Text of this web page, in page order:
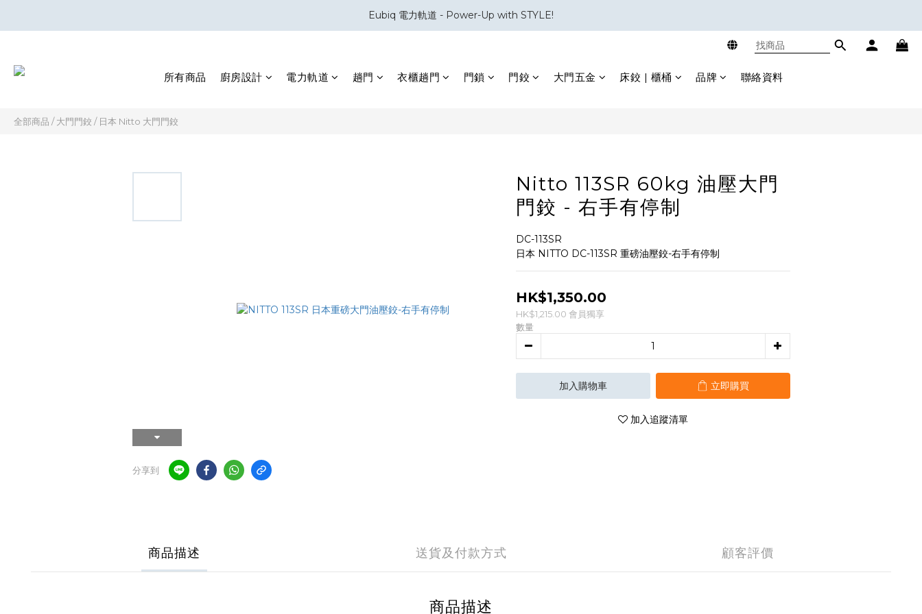
會員積分換領百佳 HK$50 購物禮券
Eubiq 電力軌道 - Power-Up with STYLE!
所有商品 廚房設計 電力軌道 趟門 衣櫃趟門 門鎖 門鉸 大門五金 床鉸 | 櫃桶 品牌 聯絡資料
全部商品 /大門門鉸 / 日本 Nitto 大門門鉸
分享到
Nitto 113SR 60kg 油壓大門
門鉸 - 右手有停制
DC-113SR
日本 NITTO DC-113SR 重磅油壓鉸-右手有停制
HK$1,350.00
HK$1,215.00 會員獨享
數量
加入購物車 立即購買
加入追蹤清單
商品描述 送貨及付款方式 顧客評價
商品描述
立即購買